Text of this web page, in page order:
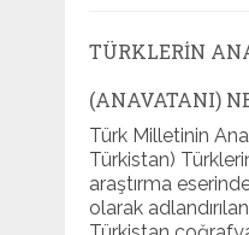
TÜRKLERIN
(ANAVATANI)
Türk Milletinin
Türkistan)
araştırma
olarak